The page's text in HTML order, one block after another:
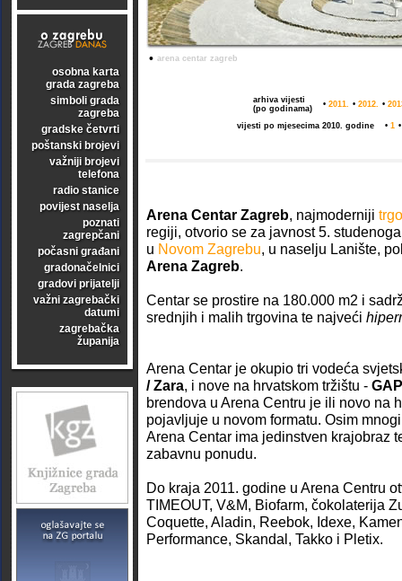
osobna karta
grada zagreba
simboli grada
zagreba
gradske četvrti
poštanski brojevi
važniji brojevi
telefona
radio stanice
povijest naselja
poznati
zagrepčani
počasni građani
gradonačelnici
gradovi prijatelji
važni zagrebački
datumi
zagrebačka
županija
• arena centar zagreb
arhiva vijesti
(po godinama)
• 2011. • 2012. •
vijesti po mjesecima 2010. godine • 1
Arena Centar Zagreb, najmoderniji
regiji, otvorio se za javnost 5.
u Novom Zagrebu, u naselju Lanište,
Arena Zagreb.
Centar se prostire na 180.000 m2 i
srednjih i malih trgovina te najveći
Arena Centar je okupio tri vodeća
/ Zara, i nove na hrvatskom tržištu - GAP
brendova u Arena Centru je ili novo na
pojavljuje u novom formatu. Osim
Arena Centar ima jedinstven krajobraz
zabavnu ponudu.
Do kraja 2011. godine u Arena Centru
TIMEOUT, V&M, Biofarm, čokolaterija
Coquette, Aladin, Reebok, Idexe,
Performance, Skandal, Takko i Pletix.